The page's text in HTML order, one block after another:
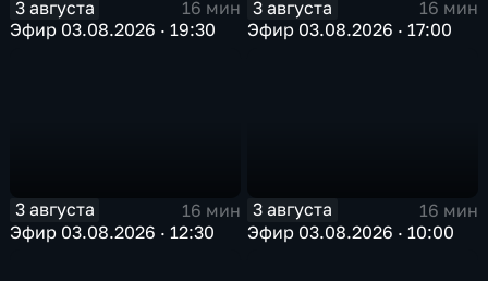
3 августа
16 мин
Эфир 03.08.2026 · 19:30
3 августа
16 мин
Эфир 03.08.2026 · 17:00
3 августа
16 мин
Эфир 03.08.2026 · 12:30
3 августа
16 мин
Эфир 03.08.2026 · 10:00